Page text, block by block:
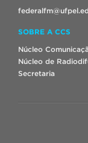
SOBRE A CCS
Núcleo
Núcleo de
Secretaria